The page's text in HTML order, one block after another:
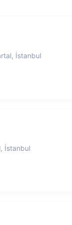
İstanbul
İstanbul